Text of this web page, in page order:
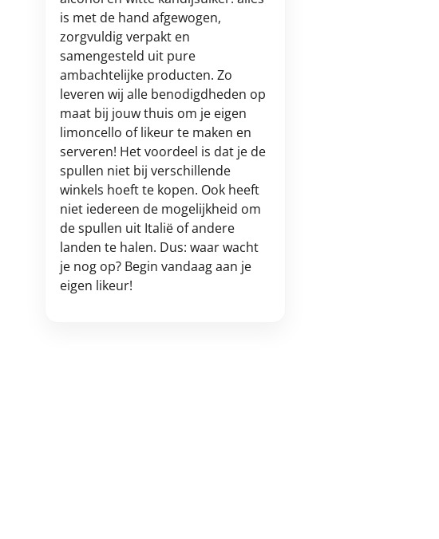
is met de hand afgewogen,
zorgvuldig verpakt en
samengesteld uit pure
ambachtelijke producten. Zo
leveren wij alle benodigdheden op
maat bij jouw thuis om je eigen
limoncello of likeur te maken en
serveren! Het voordeel is dat je de
spullen niet bij verschillende
winkels hoeft te kopen. Ook heeft
niet iedereen de mogelijkheid om
de spullen uit Italië of andere
landen te halen. Dus: waar wacht
je nog op? Begin vandaag aan je
eigen likeur!